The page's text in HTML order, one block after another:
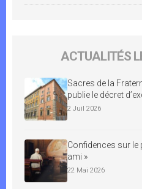
ACTUALITÉS
Sacres de la
publie le décret
2 Juil 2026
Confidences sur le
ami »
22 Mai 2026